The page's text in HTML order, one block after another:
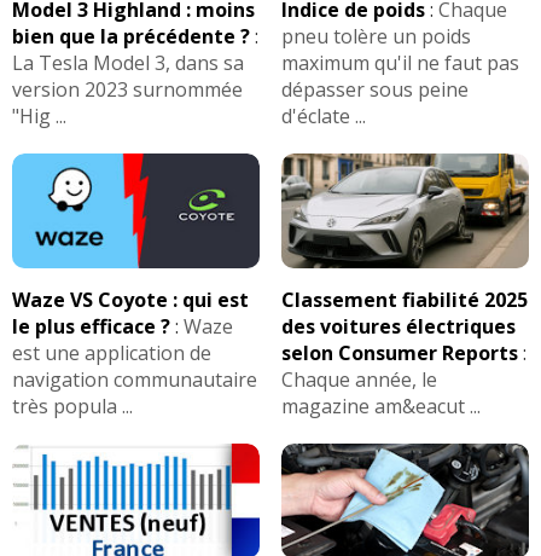
Consommation Recharge Extended
Electrique 252 ch (
5 DERNIERS
témoignages) :
20kw autonomie 250km (Recharge Extended
Electrique 252 ch 10000km modèle 2024 plus)
problème signalé :
Boitier haute tension, les mises à jour ne se font
plus, problele de capteur d inclinaison de caisse
(Recharge Extended Electrique 252 ch 10000km
modèle 2024 plus )
Autres modeles ayant le même moteur :XC40-
FIABILITEde cette motorisationRecharge
Extended Electrique>>
Boîte(s) de vitesses :
Automatique 1 rapport
Transmission(s) :
- (
Pour rouler dans toutes les conditions
climatiques)
Montes pneumatiques / Jantes :
20 pouces
Autres modeles ayant le même moteur :XC40 -
FIABILITE de cette motorisation
Electrique>>
LesAVISsur la déclinaisonRecharge Twin
Electrique>>
Model 3 Highland : moins
bien que la précédente ?:
La Tesla Model 3, dans sa
version 2023 surnommée
"Hig ...
Indice de poids: Chaque
pneu tolère un poids
maximum qu'il ne faut pas
dépasser sous peine
d'éclate ...
Waze VS Coyote : qui est
le plus efficace ?: Waze
est une application de
navigation communautaire
très popula ...
Classement fiabilité 2025
des voitures électriques
selon Consumer Reports:
Chaque année, le
magazine am&eacut ...